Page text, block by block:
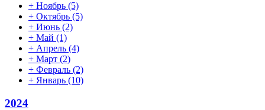
+ Ноябрь (5)
+ Октябрь (5)
+ Июнь (2)
+ Май (1)
+ Апрель (4)
+ Март (2)
+ Февраль (2)
+ Январь (10)
2024